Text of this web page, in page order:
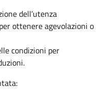
dell’utenza
ottenere agevolazioni o
condizioni per